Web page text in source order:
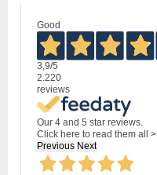
Good
3,9/5
2.220
reviews
Our 4 and 5 star reviews.
Click here to read them all >
Previous Next